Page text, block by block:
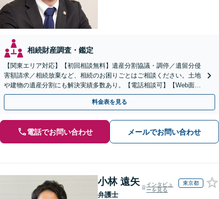
相続財産調査・鑑定
【関東エリア対応】【初回相談無料】遺産分割協議・調停／遺留分侵
害額請求／相続放棄など、相続のお困りごとはご相談ください。土地
や建物の遺産分割にも解決実績多数あり。【電話相談可】【Web面談
可】遺言書作成や財産の整理など生前対策もサポート
料金表を見る
電話でお問い合わせ メールでお問い合わせ
小林 遠矢
弁護士
インタビュ
ーを見る
東京都